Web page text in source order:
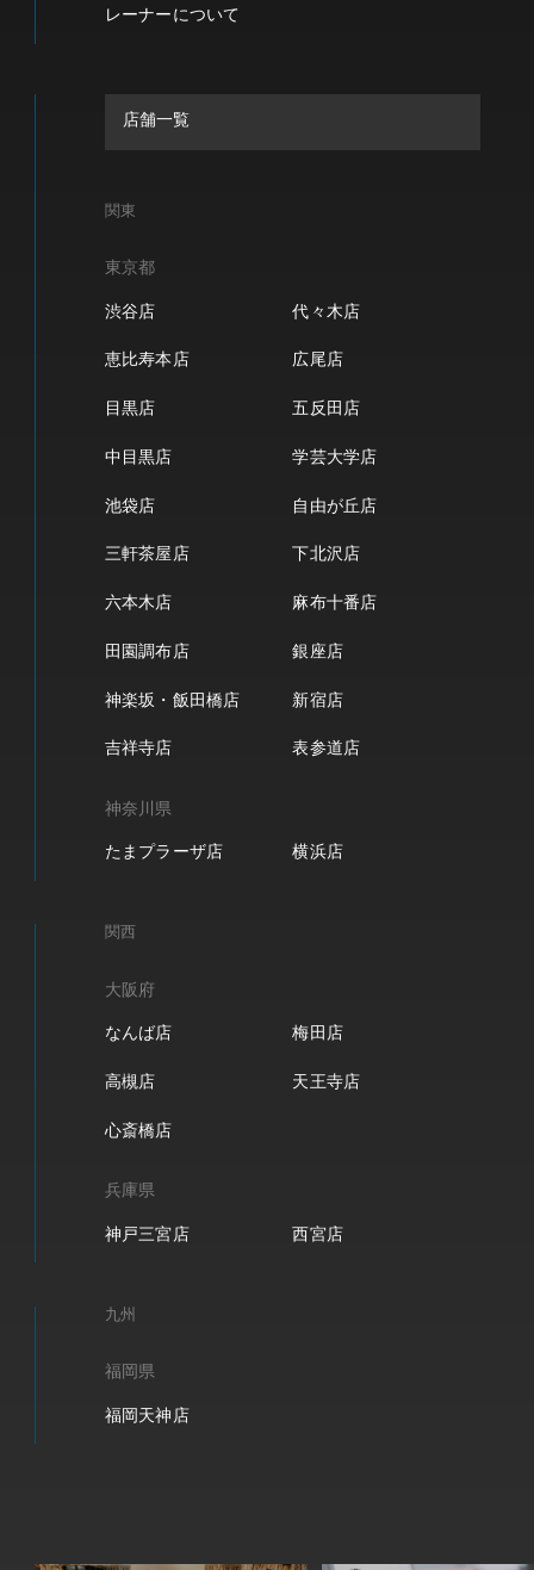
レーナーについて
店舗一覧
関東
東京都
渋谷店 代々木店
恵比寿本店 広尾店
目黒店 五反田店
中目黒店 学芸大学店
池袋店 自由が丘店
三軒茶屋店 下北沢店
六本木店 麻布十番店
田園調布店 銀座店
神楽坂・飯田橋店 新宿店
吉祥寺店 表参道店
神奈川県
たまプラーザ店 横浜店
関西
大阪府
なんば店 梅田店
高槻店 天王寺店
心斎橋店
兵庫県
神戸三宮店 西宮店
九州
福岡県
福岡天神店